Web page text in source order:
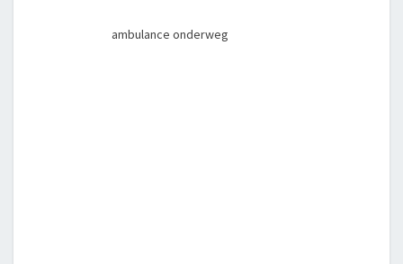
ambulance onderweg